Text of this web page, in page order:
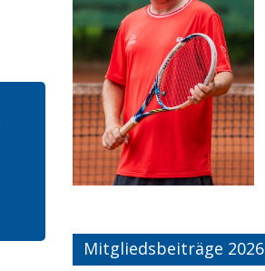
Mitgliedsbeiträge 2026